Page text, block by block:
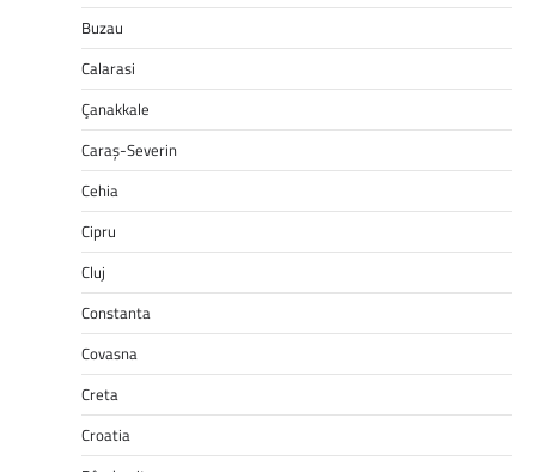
Buzau
Calarasi
Çanakkale
Caraș-Severin
Cehia
Cipru
Cluj
Constanta
Covasna
Creta
Croatia